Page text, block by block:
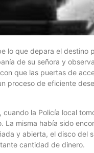
lo que depara el destino
de su señora y
que las puertas de
proceso de eficiente
la Policía local
misma había sido
y abierta, el disco del
cantidad de dinero.